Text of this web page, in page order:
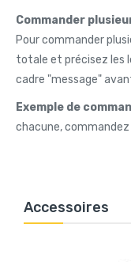
Commander
Pour commander
totale et précisez les
cadre "message"
Exemple de
chacune,
Accessoires